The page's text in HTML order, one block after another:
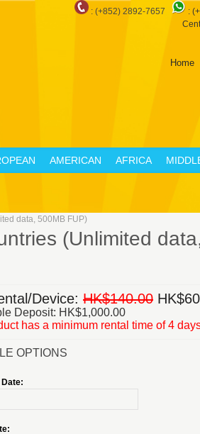
: (+852) 2892-7657 :
Home
AMERICAN AFRICA
data, 500MB FUP)
(Unlimited
Device: HK$140.00
Deposit: HK$1,000.00
has a minimum rental time of 4
OPTIONS